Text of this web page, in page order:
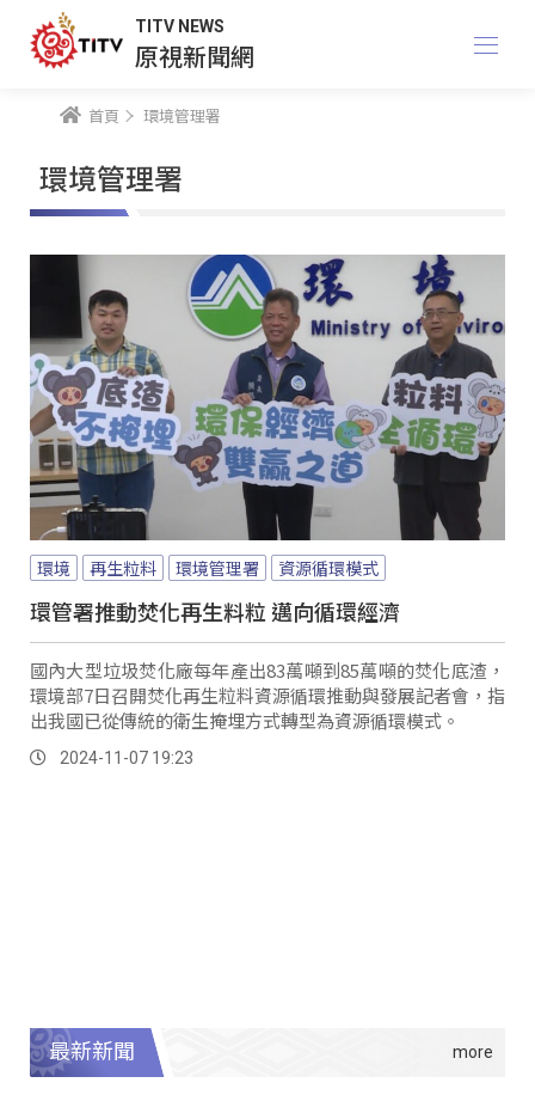
TITV NEWS
原視新聞網
首頁 環境管理署
環境管理署
環境 再生粒料 環境管理署 資源循環模式
環管署推動焚化再生料粒 邁向循環經濟
國內大型垃圾焚化廠每年產出83萬噸到85萬噸的焚化底渣，
環境部7日召開焚化再生粒料資源循環推動與發展記者會，指
出我國已從傳統的衛生掩埋方式轉型為資源循環模式。
2024-11-07 19:23
最新新聞